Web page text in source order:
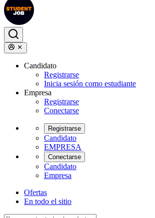
Candidato
Registrarse
Inicia sesión como estudiante
Empresa
Registrarse
Conectarse
Registrarse
Candidato
EMPRESA
Conectarse
Candidato
Empresa
Ofertas
En todo el sitio